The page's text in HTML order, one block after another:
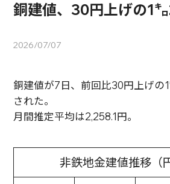
銅建値、30円上げの1
2026/07/07
銅建値が7日、前回比30円上げの
された。
月間推定平均は2,258.1円。
非鉄地金建値推移（